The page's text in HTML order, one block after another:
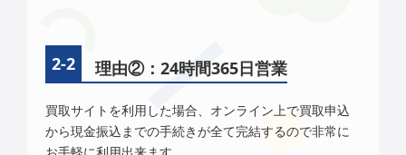
理由②：24時間365日営業
買取サイトを利用した場合、オンライン上で買取申込
から現金振込までの手続きが全て完結するので非常に